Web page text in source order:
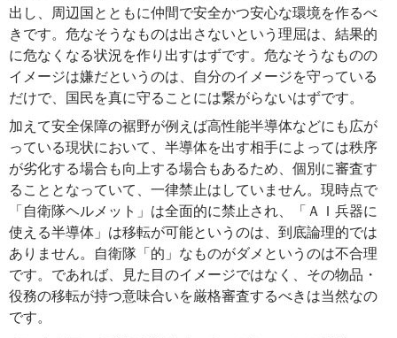
出し、周辺国とともに仲間で安全かつ安心な環境を作るべ
きです。危なそうなものは出さないという理屈は、結果的
に危なくなる状況を作り出すはずです。危なそうなものの
イメージは嫌だというのは、自分のイメージを守っている
だけで、国民を真に守ることには繋がらないはずです。
加えて安全保障の裾野が例えば高性能半導体などにも広が
っている現状において、半導体を出す相手によっては秩序
が劣化する場合も向上する場合もあるため、個別に審査す
ることとなっていて、一律禁止はしていません。現時点で
「自衛隊ヘルメット」は全面的に禁止され、「ＡＩ兵器に
使える半導体」は移転が可能というのは、到底論理的では
ありません。自衛隊「的」なものがダメというのは不合理
です。であれば、見た目のイメージではなく、その物品・
役務の移転が持つ意味合いを厳格審査するべきは当然なの
です。